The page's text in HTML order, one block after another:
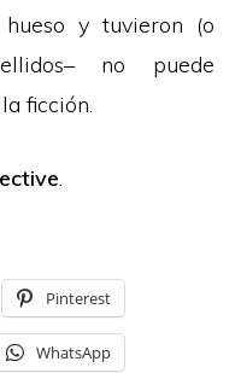
y tuvieron (o
no puede
ficción.
.
Pinterest
WhatsApp